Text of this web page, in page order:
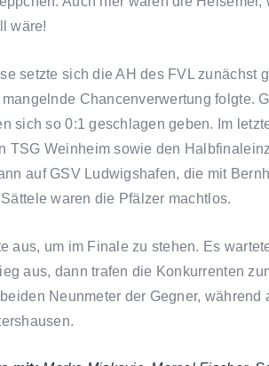
wäre!
setzte sich die AH des FVL
Chancenverwertung folgte.
sich so 0:1 geschlagen geben. Im
TSG Weinheim sowie den
auf GSV Ludwigshafen, die mit
waren die Pfälzer machtlos.
aus, um im Finale zu stehen. Es
aus, dann trafen die Konkurrenten
Neunmeter der Gegner,